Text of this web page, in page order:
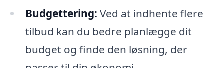
Budgettering: Ved at indhente flere
tilbud kan du bedre planlægge dit
budget og finde den løsning, der